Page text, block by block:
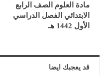
مادة العلوم الصف الرابع
الابتدائي الفصل الدراسي
الأول 1442 هـ
قد يعجبك ايضا